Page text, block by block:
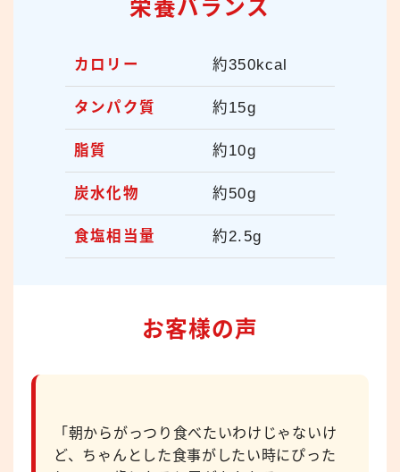
栄養バランス
カロリー 約350kcal
タンパク質 約15g
脂質 約10g
炭水化物 約50g
食塩相当量 約2.5g
お客様の声
「朝からがっつり食べたいわけじゃないけ
ど、ちゃんとした食事がしたい時にぴった